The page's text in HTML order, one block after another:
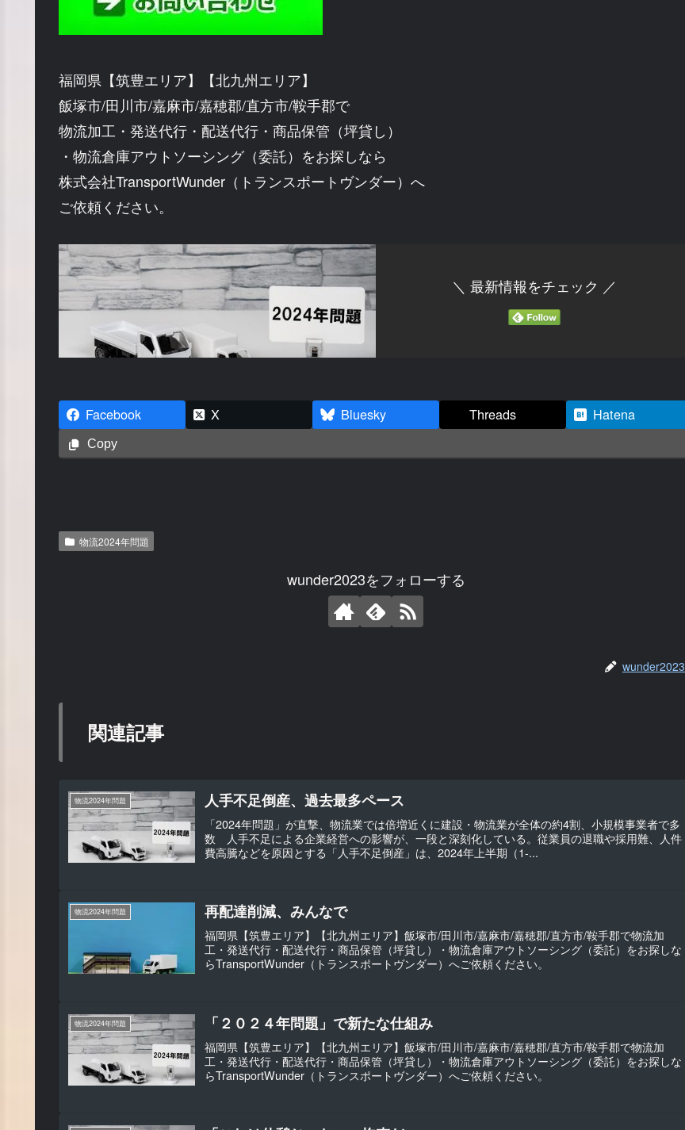
福岡県【筑豊エリア】【北九州エリア】
飯塚市/田川市/嘉麻市/嘉穂郡/直方市/鞍手郡で
物流加工・発送代行・配送代行・商品保管（坪貸し）
・物流倉庫アウトソーシング（委託）をお探しなら
株式会社TransportWunder（トランスポートヴンダー）へ
ご依頼ください。
＼ 最新情報をチェック ／
Facebook X Bluesky Threads Hatena
Copy
物流2024年問題
wunder2023をフォローする
wunder2023
関連記事
物流2024年問題 人手不足倒産、過去最多ペース
「2024年問題」が直撃、物流業では倍増近くに建設・物流業が全体の約4割、小規模事業者で多
数 人手不足による企業経営への影響が、一段と深刻化している。従業員の退職や採用難、人件
費高騰などを原因とする「人手不足倒産」は、2024年上半期（1-...
物流2024年問題 再配達削減、みんなで
福岡県【筑豊エリア】【北九州エリア】飯塚市/田川市/嘉麻市/嘉穂郡/直方市/鞍手郡で物流加
工・発送代行・配送代行・商品保管（坪貸し）・物流倉庫アウトソーシング（委託）をお探しな
らTransportWunder（トランスポートヴンダー）へご依頼ください。
物流2024年問題 「２０２４年問題」で新たな仕組み
福岡県【筑豊エリア】【北九州エリア】飯塚市/田川市/嘉麻市/嘉穂郡/直方市/鞍手郡で物流加
工・発送代行・配送代行・商品保管（坪貸し）・物流倉庫アウトソーシング（委託）をお探しな
らTransportWunder（トランスポートヴンダー）へご依頼ください。